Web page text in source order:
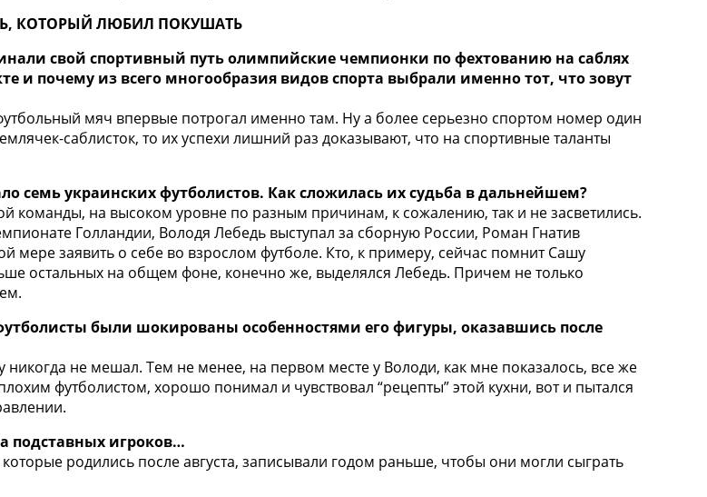
КОТОРЫЙ ЛЮБИЛ ПОКУШАТЬ
свой спортивный путь олимпийские чемпионки по фехтованию на саблях
почему из всего многообразия видов спорта выбрали именно тот, что зовут
мяч впервые потрогал именно там. Ну а более серьезно спортом номер один
саблисток, то их успехи лишний раз доказывают, что на спортивные таланты
семь украинских футболистов. Как сложилась их судьба в дальнейшем?
команды, на высоком уровне по разным причинам, к сожалению, так и не засветились.
Голландии, Володя Лебедь выступал за сборную России, Роман Гнатив
мере заявить о себе во взрослом футболе. Кто, к примеру, сейчас помнит Сашу
остальных на общем фоне, конечно же, выделялся Лебедь. Причем не только
были шокированы особенностями его фигуры, оказавшись после
не мешал. Тем не менее, на первом месте у Володи, как мне показалось, все же
футболистом, хорошо понимал и чувствовал “рецепты” этой кухни, вот и пытался
подставных игроков…
родились после августа, записывали годом раньше, чтобы они могли сыграть